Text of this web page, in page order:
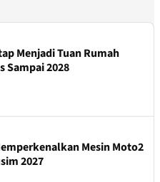
Menjadi Tuan Rumah
Sampai 2028
Mesin Moto2
2027